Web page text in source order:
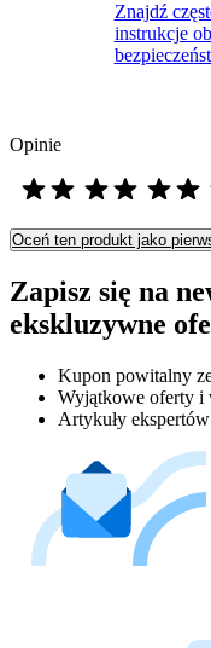
Znajdź
instrukcje
Opinie
Oceń ten produkt jako
Zapisz się na
ekskluzywne
Kupon powitalny
Wyjątkowe oferty i
Artykuły